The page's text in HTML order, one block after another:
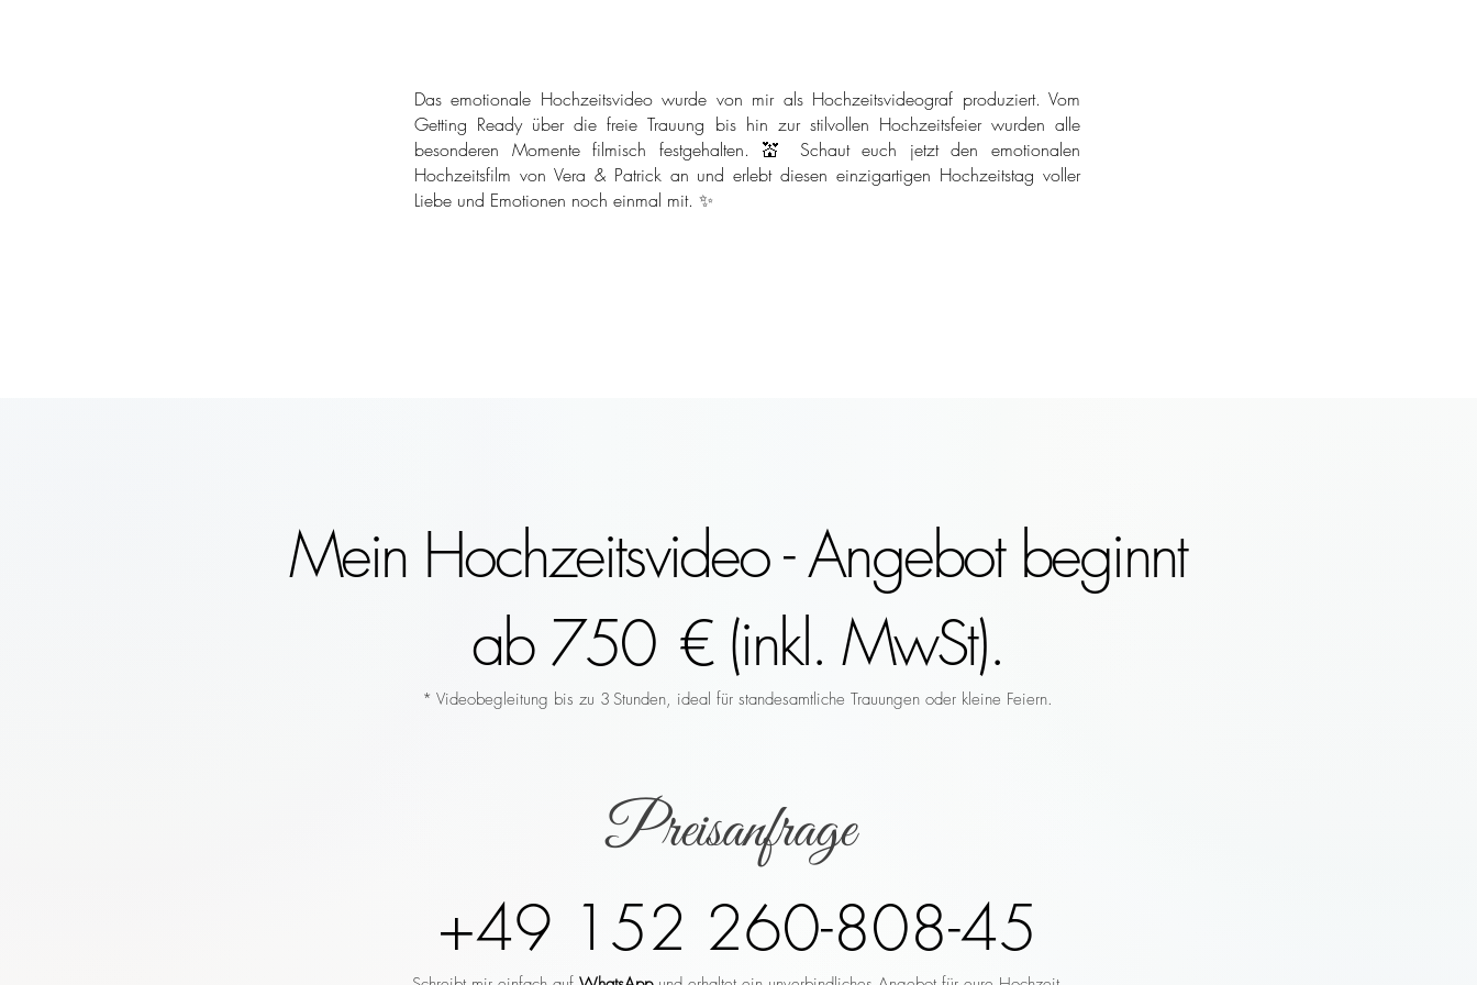
Das emotionale Hochzeitsvideo wurde von mir als Hochzeitsvideograf produziert. Vom
Getting Ready über die freie Trauung bis hin zur stilvollen Hochzeitsfeier wurden alle
besonderen Momente filmisch festgehalten. 💒 Schaut euch jetzt den emotionalen
Hochzeitsfilm von Vera & Patrick an und erlebt diesen einzigartigen Hochzeitstag voller
Liebe und Emotionen noch einmal mit. ✨
Mein Hochzeitsvideo - Angebot beginnt
ab 750 € (inkl. MwSt).
* Videobegleitung bis zu 3 Stunden, ideal für standesamtliche Trauungen oder kleine Feiern.
Preisanfrage
+49 152 260-808-45